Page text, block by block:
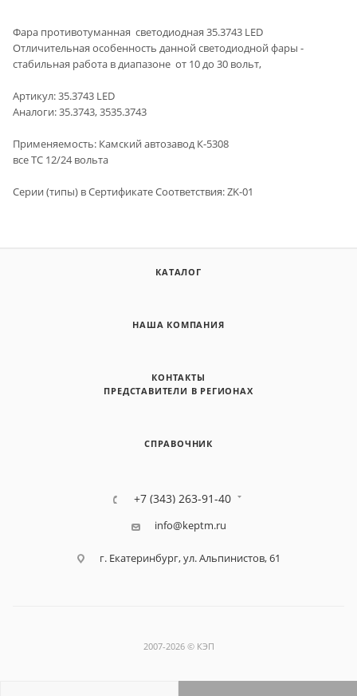
Фара противотуманная светодиодная 35.3743 LED
Отличительная особенность данной светодиодной фары -
стабильная работа в диапазоне от 10 до 30 вольт,
Артикул: 35.3743 LED
Аналоги: 35.3743, 3535.3743
Применяемость: Камский автозавод К-5308
все ТС 12/24 вольта
Серии (типы) в Сертификате Cоответствия: ZK-01
КАТАЛОГ
НАША КОМПАНИЯ
КОНТАКТЫ
ПРЕДСТАВИТЕЛИ В РЕГИОНАХ
СПРАВОЧНИК
+7 (343) 263-91-40
info@keptm.ru
г. Екатеринбург, ул. Альпинистов, 61
2007-2026 © КЭП